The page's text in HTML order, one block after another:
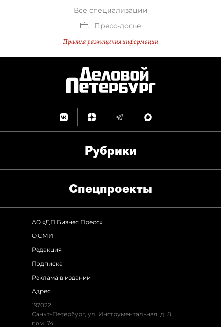
Все специализации
Пресс-досье
Правила размещения информации
Рубрики
Спец­проекты
АО «ДП Бизнес Пресс»
О СМИ
Редакция
Подписка
Реклама в издании
Адрес
197022,
Санкт-Петербург, ул. Инструментальная, д. 8,
пом. 74.